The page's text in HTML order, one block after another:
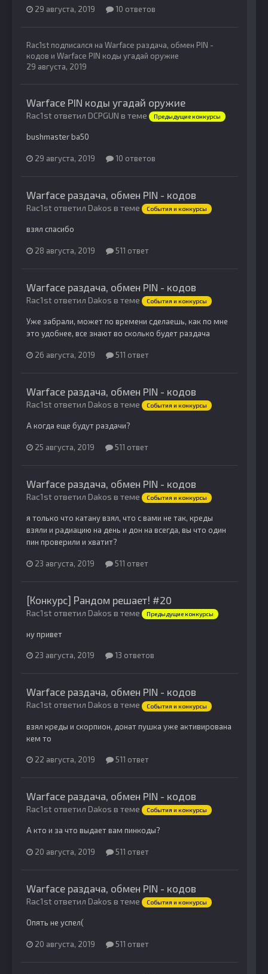
29 августа, 2019 10 ответов
Rac1st подписался на Warface раздача, обмен PIN -
кодов и Warface PIN коды угадай оружие
29 августа, 2019
Warface PIN коды угадай оружие
Rac1st ответил DCPGUN в теме Предыдущие конкурсы
bushmaster ba50
29 августа, 2019 10 ответов
Warface раздача, обмен PIN - кодов
Rac1st ответил Dakos в теме События и конкурсы
взял спасибо
28 августа, 2019 511 ответ
Warface раздача, обмен PIN - кодов
Rac1st ответил Dakos в теме События и конкурсы
Уже забрали, может по времени сделаешь, как по мне
это удобнее, все знают во сколько будет раздача
26 августа, 2019 511 ответ
Warface раздача, обмен PIN - кодов
Rac1st ответил Dakos в теме События и конкурсы
А когда еще будут раздачи?
25 августа, 2019 511 ответ
Warface раздача, обмен PIN - кодов
Rac1st ответил Dakos в теме События и конкурсы
я только что катану взял, что с вами не так, креды
взяли и радиацию на день и дон на всегда, вы что один
пин проверили и хватит?
23 августа, 2019 511 ответ
[Конкурс] Рандом решает! #20
Rac1st ответил Dakos в теме Предыдущие конкурсы
ну привет
23 августа, 2019 13 ответов
Warface раздача, обмен PIN - кодов
Rac1st ответил Dakos в теме События и конкурсы
взял креды и скорпион, донат пушка уже активирована
кем то
22 августа, 2019 511 ответ
Warface раздача, обмен PIN - кодов
Rac1st ответил Dakos в теме События и конкурсы
А кто и за что выдает вам пинкоды?
20 августа, 2019 511 ответ
Warface раздача, обмен PIN - кодов
Rac1st ответил Dakos в теме События и конкурсы
Опять не успел(
20 августа, 2019 511 ответ